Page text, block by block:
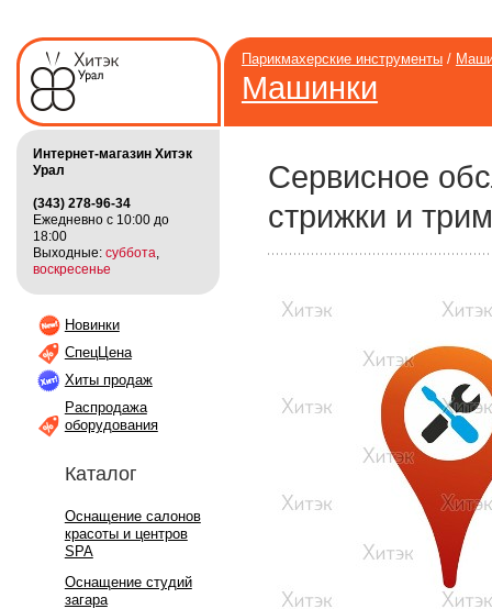
Парикмахерские инструменты/
Машинки
Интернет-магазин Хитэк
Урал
(343) 278-96-34
Ежедневно с 10:00 до
18:00
Выходные: суббота
воскресенье
Новинки
СпецЦена
Хиты продаж
Распродажа
оборудования
Каталог
Оснащение салонов
красоты и центров
SPA
Оснащение студий
загара
Сервисное
стрижки и